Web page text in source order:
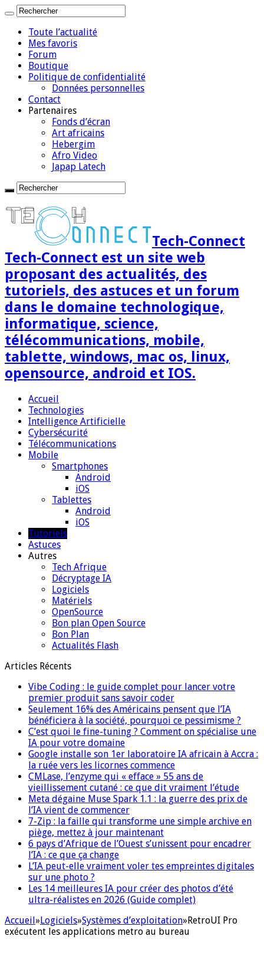
Toute l’actualité
Mes favoris
Forum
Boutique
Politique de confidentialité
Données personnelles
Contact
Partenaires
Fonds d’écran
Art africains
Hebergim
Afro Video
Japap Latech
Tech-Connect
Tech-Connect est un site web
proposant des actualités, des
tutoriels, des astuces et un forum
dans le domaine technologique,
informatique, science,
télécommunications, mobile,
tablette, windows, mac os, linux,
opensource, android et IOS.
Accueil
Technologies
Intelligence Artificielle
Cybersécurité
Télécommunications
Mobile
Smartphones
Android
iOS
Tablettes
Android
iOS
Tutoriels
Astuces
Autres
Tech Afrique
Décryptage IA
Logiciels
Matériels
OpenSource
Bon plan Open Source
Bon Plan
Actualités Flash
Articles Récents
Vibe Coding : le guide complet pour lancer votre
premier produit sans savoir coder
Seulement 16% des Américains pensent que l’IA
bénéficiera à la société, pourquoi ce pessimisme ?
C’est quoi le fine-tuning ? Comment on spécialise une
IA pour votre domaine
Google installe son 1er laboratoire IA africain à Accra :
la ruée vers les licornes commence
CMLase, l’enzyme qui « efface » 55 ans de
vieillissement cutané : ce que dit vraiment l’étude
Meta dégaine Muse Spark 1.1 : la guerre des prix de
l’IA vient de commencer
7-Zip : la faille qui transforme une simple archive en
piège, mettez à jour maintenant
6 pays d’Afrique de l’Ouest s’unissent pour encadrer
l’IA : ce que ça change
L’IA peut-elle vraiment voler tes empreintes digitales
sur une photo ?
Les 14 meilleures IA pour créer des photos d’été
ultra-réalistes en 2026 (Guide complet)
Accueil»Logiciels»Systèmes d’exploitation»RetroUI Pro
exécutent les applications metro au bureau